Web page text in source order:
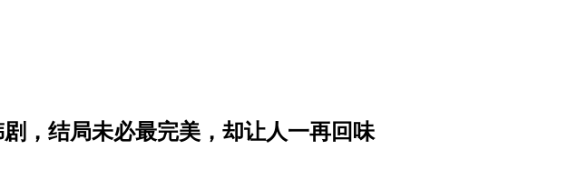
，结局未必最完美，却让人一再回味